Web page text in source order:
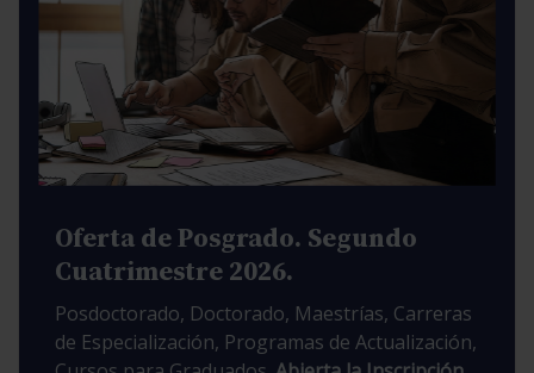
Oferta de Posgrado. Segundo
Cuatrimestre 2026.
Posdoctorado, Doctorado, Maestrías, Carreras
de Especialización, Programas de Actualización,